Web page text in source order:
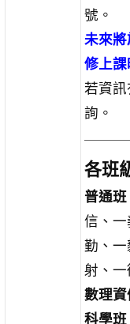
號。
未來
修上課
若資
詢。
各班
普通班
信、
勤、
射、一
數理資
科學班